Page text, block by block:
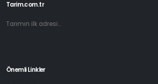
Tarim.com.tr
Tarımın ilk adresi...
Önemli Linkler